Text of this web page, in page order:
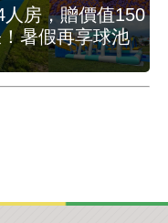
房，贈價值150
暑假再享球池